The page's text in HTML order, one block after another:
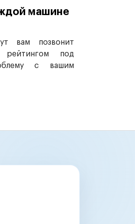
машине
вам позвонит
под
с вашим